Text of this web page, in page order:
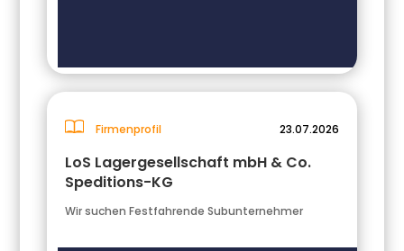
Firmenprofil 23.07.2026
LoS Lagergesellschaft mbH & Co.
Speditions-KG
Wir suchen Festfahrende Subunternehmer